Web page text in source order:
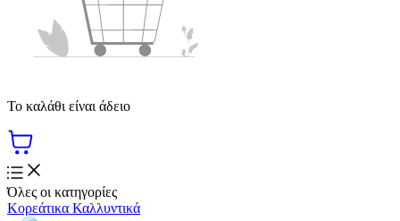
Το καλάθι είναι άδειο
Όλες οι κατηγορίες
Κορεάτικα Καλλυντικά